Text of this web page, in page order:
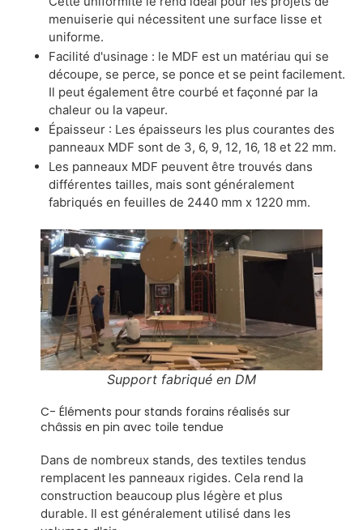
menuiserie qui nécessitent une surface lisse et
uniforme.
Facilité d'usinage : le MDF est un matériau qui se
découpe, se perce, se ponce et se peint facilement.
Il peut également être courbé et façonné par la
chaleur ou la vapeur.
Épaisseur : Les épaisseurs les plus courantes des
panneaux MDF sont de 3, 6, 9, 12, 16, 18 et 22 mm.
Les panneaux MDF peuvent être trouvés dans
différentes tailles, mais sont généralement
fabriqués en feuilles de 2440 mm x 1220 mm.
Support fabriqué en DM
C- Éléments pour stands forains réalisés sur
châssis en pin avec toile tendue
Dans de nombreux stands, des textiles tendus
remplacent les panneaux rigides. Cela rend la
construction beaucoup plus légère et plus
durable. Il est généralement utilisé dans les